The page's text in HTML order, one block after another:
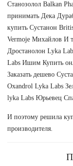
Станозолол Balkan
принимать Дека
купить Сустанон
Vermoje Михайлов И
Дростанолон Lyka
Labs Ишим Купить
Заказать дешево
Oxandrol Lyka Labs
lyka Labs Юрьевец
И поэтому решила
производителя.